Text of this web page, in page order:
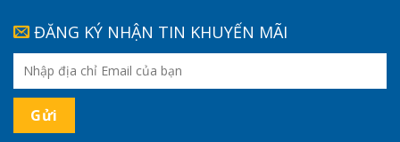
ĐĂNG KÝ NHẬN TIN KHUYẾN MÃI